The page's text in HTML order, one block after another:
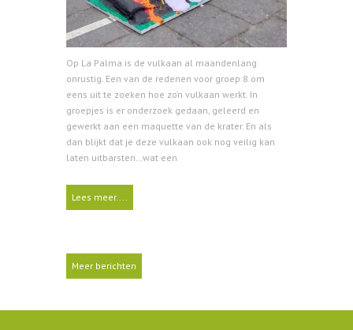
Op La Palma is de vulkaan al maandenlang
onrustig. Een van de redenen voor groep 8 om
eens uit te zoeken hoe zo’n vulkaan werkt. In
groepjes is er onderzoek gedaan, geleerd en
gewerkt aan een maquette van de krater. En als
dan blijkt dat je deze vulkaan ook nog veilig kan
laten uitbarsten…wat een
Lees meer....
Meer berichten